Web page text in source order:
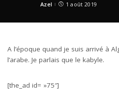
Posted
Azel 1 août 2019
A l’époque quand je suis arrivé à
l’arabe. Je parlais que le kabyle.
[the_ad id= »75″]